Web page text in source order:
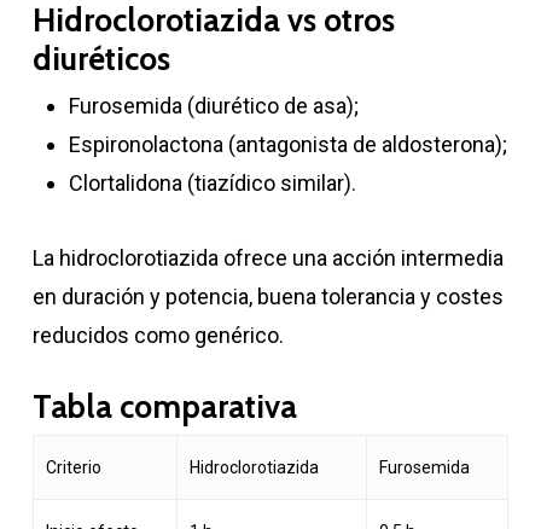
Hidroclorotiazida vs otros
diuréticos
Furosemida (diurético de asa);
Espironolactona (antagonista de aldosterona);
Clortalidona (tiazídico similar).
La hidroclorotiazida ofrece una acción intermedia
en duración y potencia, buena tolerancia y costes
reducidos como genérico.
Tabla comparativa
Criterio Hidroclorotiazida Furosemida